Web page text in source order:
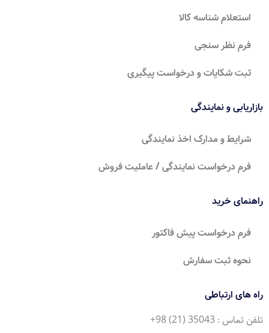
استعلام شناسه کالا
فرم نظر سنجی
ثبت شکایات و درخواست پیگیری
بازاریابی و نمایندگی
شرایط و مدارک اخذ نمایندگی
فرم درخواست نمایندگی / عاملیت فروش
راهنمای خرید
فرم درخواست پیش فاکتور
نحوه ثبت سفارش
راه های ارتباطی
تلفن تماس : 35043 (21) 98+